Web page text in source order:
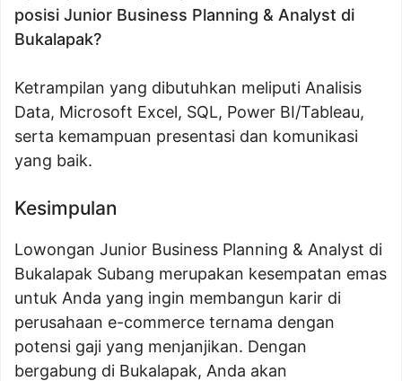
posisi Junior Business Planning & Analyst di
Bukalapak?
Ketrampilan yang dibutuhkan meliputi Analisis
Data, Microsoft Excel, SQL, Power BI/Tableau,
serta kemampuan presentasi dan komunikasi
yang baik.
Kesimpulan
Lowongan Junior Business Planning & Analyst di
Bukalapak Subang merupakan kesempatan emas
untuk Anda yang ingin membangun karir di
perusahaan e-commerce ternama dengan
potensi gaji yang menjanjikan. Dengan
bergabung di Bukalapak, Anda akan